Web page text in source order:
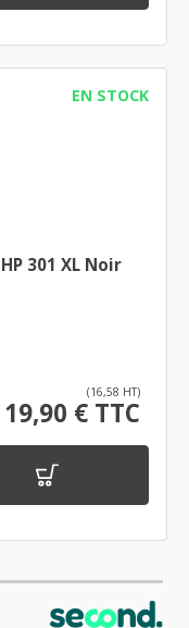
EN STOCK
301 XL Noir
(16,58 HT)
19,90 € TTC